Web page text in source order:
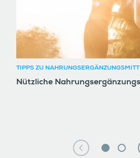
TIPPS ZU
Nützliche